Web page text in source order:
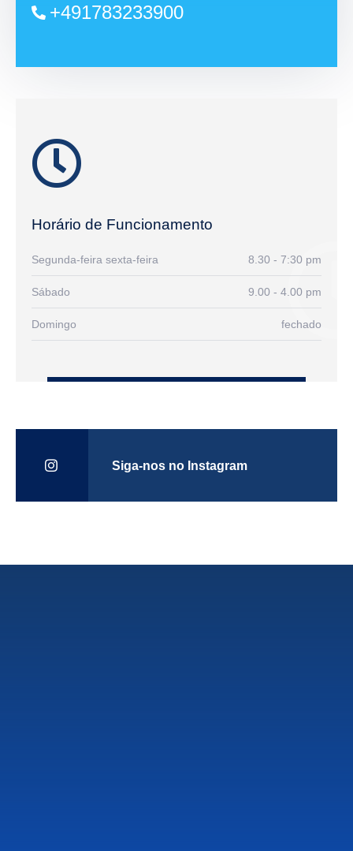
+491783233900
Horário de Funcionamento
Segunda-feira sexta-feira 8.30 - 7:30 pm
Sábado 9.00 - 4.00 pm
Domingo fechado
Siga-nos no Instagram